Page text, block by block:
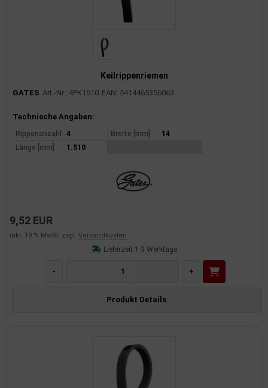
Keilrippenriemen
GATES Art.-Nr.: 4PK1510 EAN: 5414465356063
Produktinformationen
Technische Angaben:
Rippenanzahl 4 Breite [mm]
14
Länge [mm]
1.510
9,52 EUR
inkl. 19 % MwSt. zzgl. Versandkosten
Lieferzeit:1-3 Werktage
- +
Produkt Details